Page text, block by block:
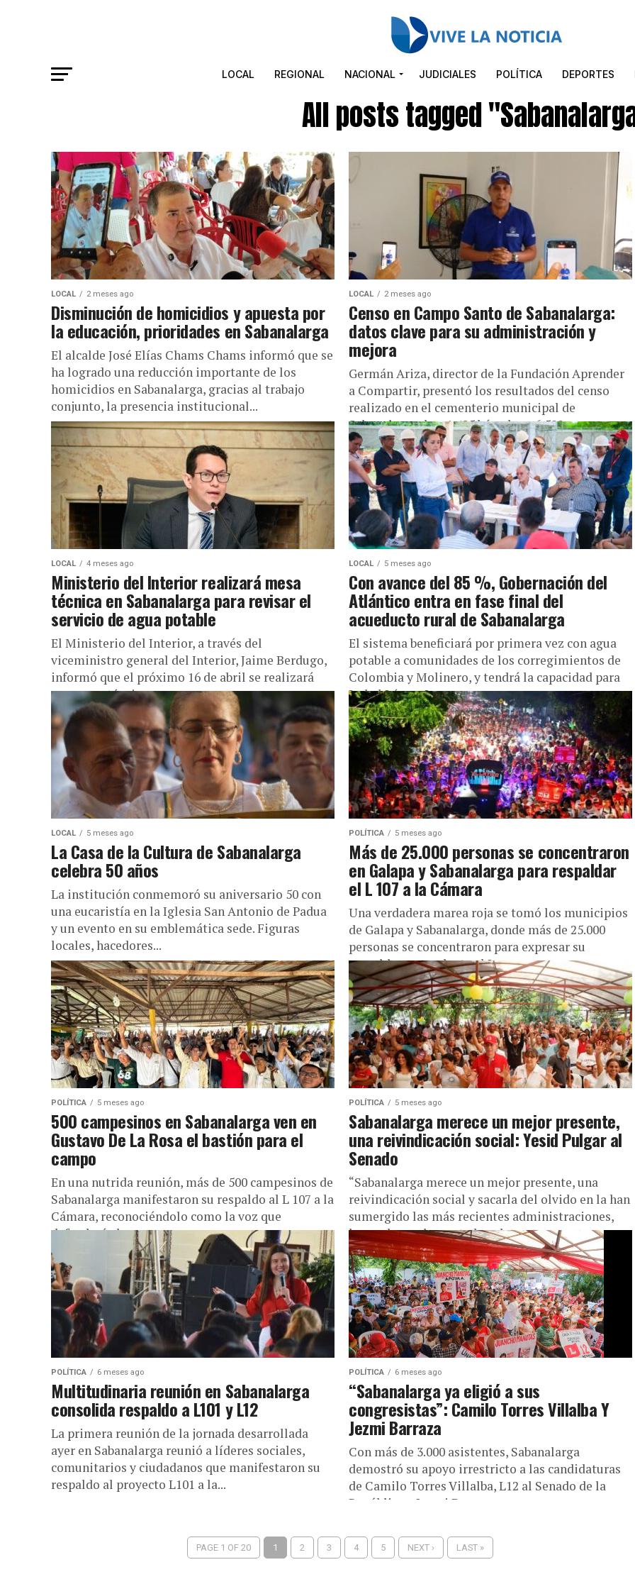
LOCAL REGIONAL NACIONAL JUDICIALES POLÍTICA DEPORTES
All posts tagged
LOCAL 2 meses ago
Disminución de homicidios y apuesta por
la educación, prioridades en Sabanalarga
El alcalde José Elías Chams Chams informó que se
ha logrado una reducción importante de los
homicidios en Sabanalarga, gracias al trabajo
conjunto, la presencia institucional...
LOCAL 2 meses ago
Censo en Campo Santo de Sabanalarga:
datos clave para su administración y
mejora
Germán Ariza, director de la Fundación Aprender
a Compartir, presentó los resultados del censo
realizado en el cementerio municipal de
Sabanalarga: hay 1.485 bóvedas y 6.500...
LOCAL 4 meses ago
Ministerio del Interior realizará mesa
técnica en Sabanalarga para revisar el
servicio de agua potable
El Ministerio del Interior, a través del
viceministro general del Interior, Jaime Berdugo,
informó que el próximo 16 de abril se realizará
una mesa técnica para...
LOCAL 5 meses ago
Con avance del 85 %, Gobernación del
Atlántico entra en fase final del
acueducto rural de Sabanalarga
El sistema beneficiará por primera vez con agua
potable a comunidades de los corregimientos de
Colombia y Molinero, y tendrá la capacidad para
Isabel López, La...
LOCAL 5 meses ago
La Casa de la Cultura de Sabanalarga
celebra 50 años
La institución conmemoró su aniversario 50 con
una eucaristía en la Iglesia San Antonio de Padua
y un evento en su emblemática sede. Figuras
locales, hacedores...
POLÍTICA 5 meses ago
Más de 25.000 personas se concentraron
en Galapa y Sabanalarga para respaldar
el L 107 a la Cámara
Una verdadera marea roja se tomó los municipios
de Galapa y Sabanalarga, donde más de 25.000
personas se concentraron para expresar su
respaldo contundente al L...
POLÍTICA 5 meses ago
500 campesinos en Sabanalarga ven en
Gustavo De La Rosa el bastión para el
campo
En una nutrida reunión, más de 500 campesinos de
Sabanalarga manifestaron su respaldo al L 107 a la
Cámara, reconociéndolo como la voz que
defenderá al...
POLÍTICA 5 meses ago
Sabanalarga merece un mejor presente,
una reivindicación social: Yesid Pulgar al
Senado
“Sabanalarga merece un mejor presente, una
reivindicación social y sacarla del olvido en la han
sumergido las más recientes administraciones,
las cuales no han estado coherente...
POLÍTICA 6 meses ago
Multitudinaria reunión en Sabanalarga
consolida respaldo a L101 y L12
La primera reunión de la jornada desarrollada
ayer en Sabanalarga reunió a líderes sociales,
comunitarios y ciudadanos que manifestaron su
respaldo al proyecto L101 a la...
POLÍTICA 6 meses ago
“Sabanalarga ya eligió a sus
congresistas”: Camilo Torres Villalba Y
Jezmi Barraza
Con más de 3.000 asistentes, Sabanalarga
demostró su apoyo irrestricto a las candidaturas
de Camilo Torres Villalba, L12 al Senado de la
República y Jezmi Barraza,...
PAGE 1 OF 20 1 2 3 4 5 NEXT › LAST »